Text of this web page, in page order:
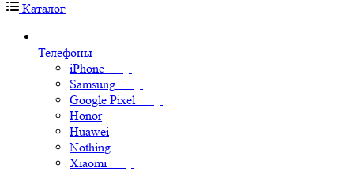
Каталог
Телефоны
iPhone
Samsung
Google Pixel
Honor
Huawei
Nothing
Xiaomi